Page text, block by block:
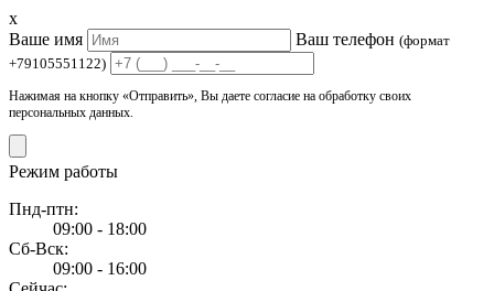
x
Ваше имя
Ваш телефон (формат
+79105551122)
Нажимая на кнопку «Отправить», Вы даете согласие на обработку своих
персональных данных.
Режим работы
Пнд-птн:
09:00 - 18:00
Сб-Вск:
09:00 - 16:00